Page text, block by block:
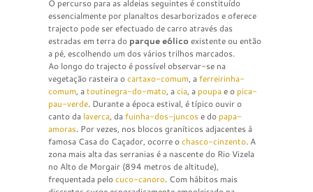
O percurso para as aldeias seguintes é constituído
essencialmente por planaltos desarborizados e oferece
trajecto pode ser efectuado de carro através das
estradas em terra do parque eólicoexistente ou então
a pé, escolhendo um dos vários trilhos marcados.
Ao longo do trajecto é possível observar-se na
vegetação rasteira ocartaxo-comum, aferreirinha-
comum, atoutinegra-do-mato, acia, a poupae o pica-
pau-verde. Durante a época estival, é típico ouvir o
canto da laverca, dafuinha-dos-juncose do papa-
amoras. Por vezes, nos blocos graníticos adjacentes à
famosa Casa do Caçador, ocorre ochasco-cinzento. A
zona mais alta das serranias é a nascente do Rio Vizela
no Alto de Morgair (894 metros de altitude),
frequentada pelocuco-canoro. Com hábitos mais